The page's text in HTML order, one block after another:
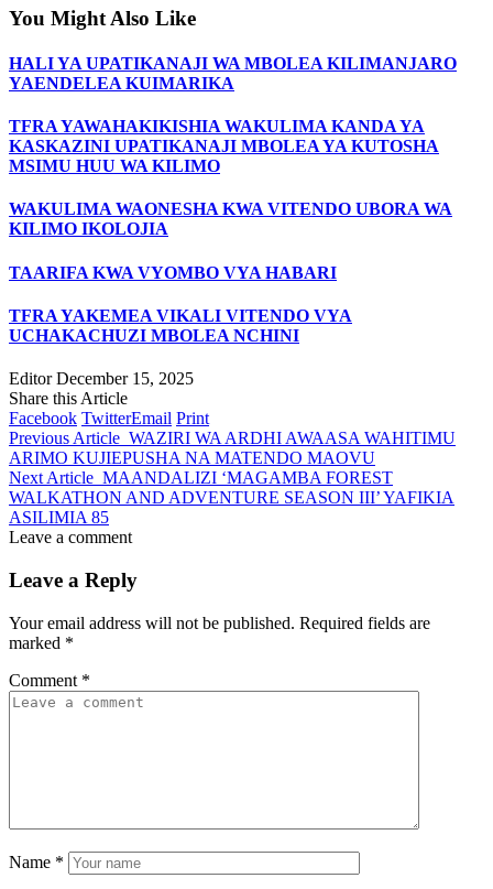
You Might Also Like
HALI YA UPATIKANAJI WA MBOLEA KILIMANJARO
YAENDELEA KUIMARIKA
TFRA YAWAHAKIKISHIA WAKULIMA KANDA YA
KASKAZINI UPATIKANAJI MBOLEA YA KUTOSHA
MSIMU HUU WA KILIMO
WAKULIMA WAONESHA KWA VITENDO UBORA WA
KILIMO IKOLOJIA
TAARIFA KWA VYOMBO VYA HABARI
TFRA YAKEMEA VIKALI VITENDO VYA
UCHAKACHUZI MBOLEA NCHINI
Editor December 15, 2025
Share this Article
Facebook TwitterEmail Print
Previous Article WAZIRI WA ARDHI AWAASA WAHITIMU
ARIMO KUJIEPUSHA NA MATENDO MAOVU
Next Article MAANDALIZI ‘MAGAMBA FOREST
WALKATHON AND ADVENTURE SEASON III’ YAFIKIA
ASILIMIA 85
Leave a comment
Leave a Reply
Your email address will not be published. Required fields are
marked *
Comment *
Name *